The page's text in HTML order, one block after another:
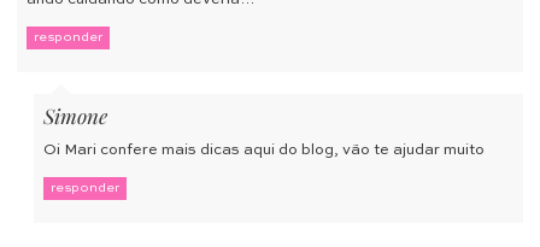
responder
Simone
Oi Mari confere mais dicas aqui do blog, vão te ajudar muito
responder